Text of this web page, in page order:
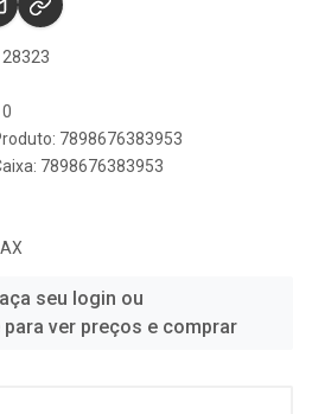
7898676383953
7898676383953
seu login ou
ver preços e comprar